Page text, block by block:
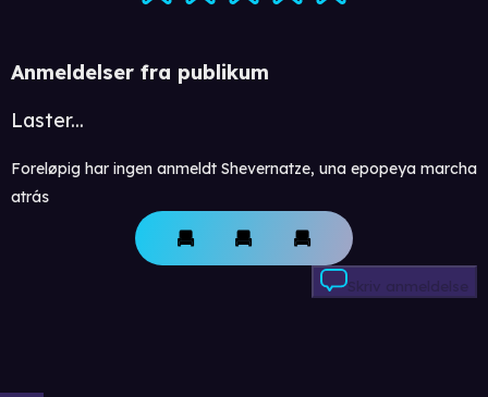
Anmeldelser fra publikum
Laster...
Foreløpig har ingen anmeldt Shevernatze, una epopeya marcha
atrás
Skriv anmeldelse